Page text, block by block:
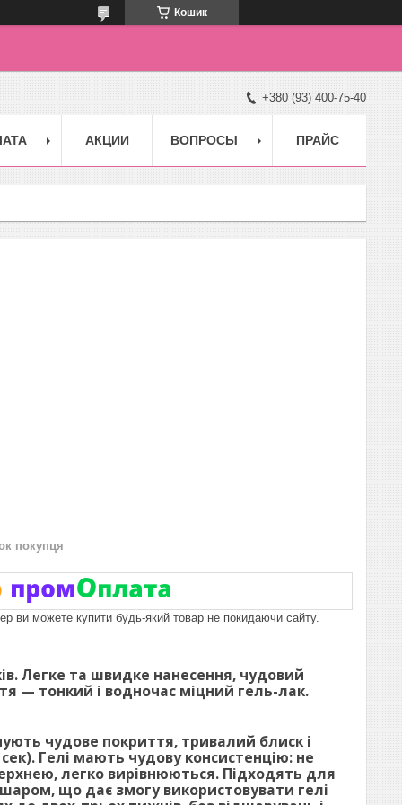
Кошик
+380 (93) 400-75-40
АКЦИИ ВОПРОСЫ ПРАЙС
покупця
ви можете купити будь-який товар не покидаючи сайту.
Легке та швидке нанесення, чудовий
— тонкий і водночас міцний гель-лак.
чудове покриття, тривалий блиск і
Гелі мають чудову консистенцію: не
легко вирівнюються. Підходять для
що дає змогу використовувати гелі